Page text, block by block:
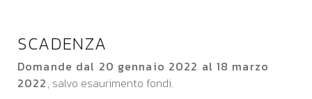
SCADENZA
Domande dal 20 gennaio 2022 al 18 marzo
2022, salvo esaurimento fondi.